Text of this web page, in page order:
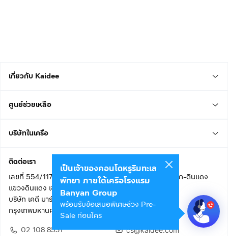
เกี่ยวกับ Kaidee
ศูนย์ช่วยเหลือ
บริษัทในเครือ
ติดต่อเรา
เลขที่ 554/117 อาคารสกายไนน์ เซ็นเตอร์ ชั้น 22 ถนนอโศก-ดินแดง
แขวงดินแดง เขตดินแดง
บริษัท เคดี มาร์เก็ตเพลส จำกัด (สำนักงานใหญ่)
กรุงเทพมหานคร 10400
02 108 8531
cs@kaidee.com
เป็นเจ้าของคอนโดหรูริมทะเล
พัทยา ภายใต้เครือโรงแรม
Banyan Group
พร้อมรับข้อเสนอพิเศษช่วง Pre-
Sale ก่อนใคร